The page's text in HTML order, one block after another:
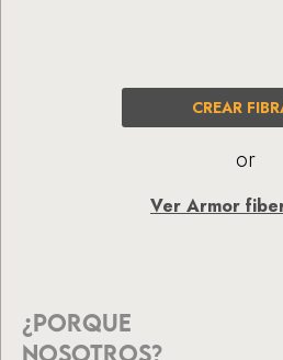
CREAR
or
Ver Armor
¿PORQUE
NOSOTROS?